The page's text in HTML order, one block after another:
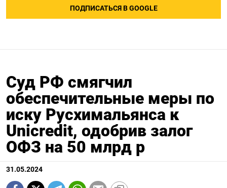
ПОДПИСАТЬСЯ В GOOGLE
Суд РФ смягчил
обеспечительные меры по
иску Русхимальянса к
Unicredit, одобрив залог
ОФЗ на 50 млрд р
31.05.2024